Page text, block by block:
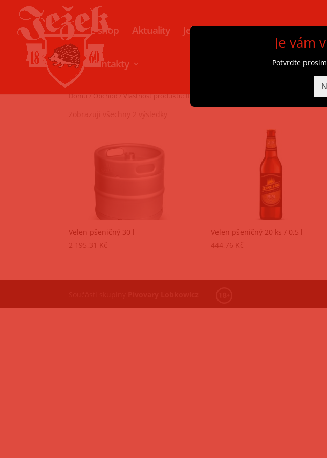
E-shop Aktuality Ježkovo kulturní léto Exkurze
Kontakty
Domů/Obchod/ Vlastnost produktu: IBU / 16
Velen pšeničný 30 l
2 195,31 Kč
Velen pšeničný 20 ks / 0,5 l
444,76 Kč
Je vám
Potvrďte